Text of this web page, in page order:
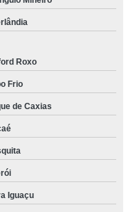
de Curitiba
Embu das Artes
Roxo
Frio
de Caxias
Iguaçu